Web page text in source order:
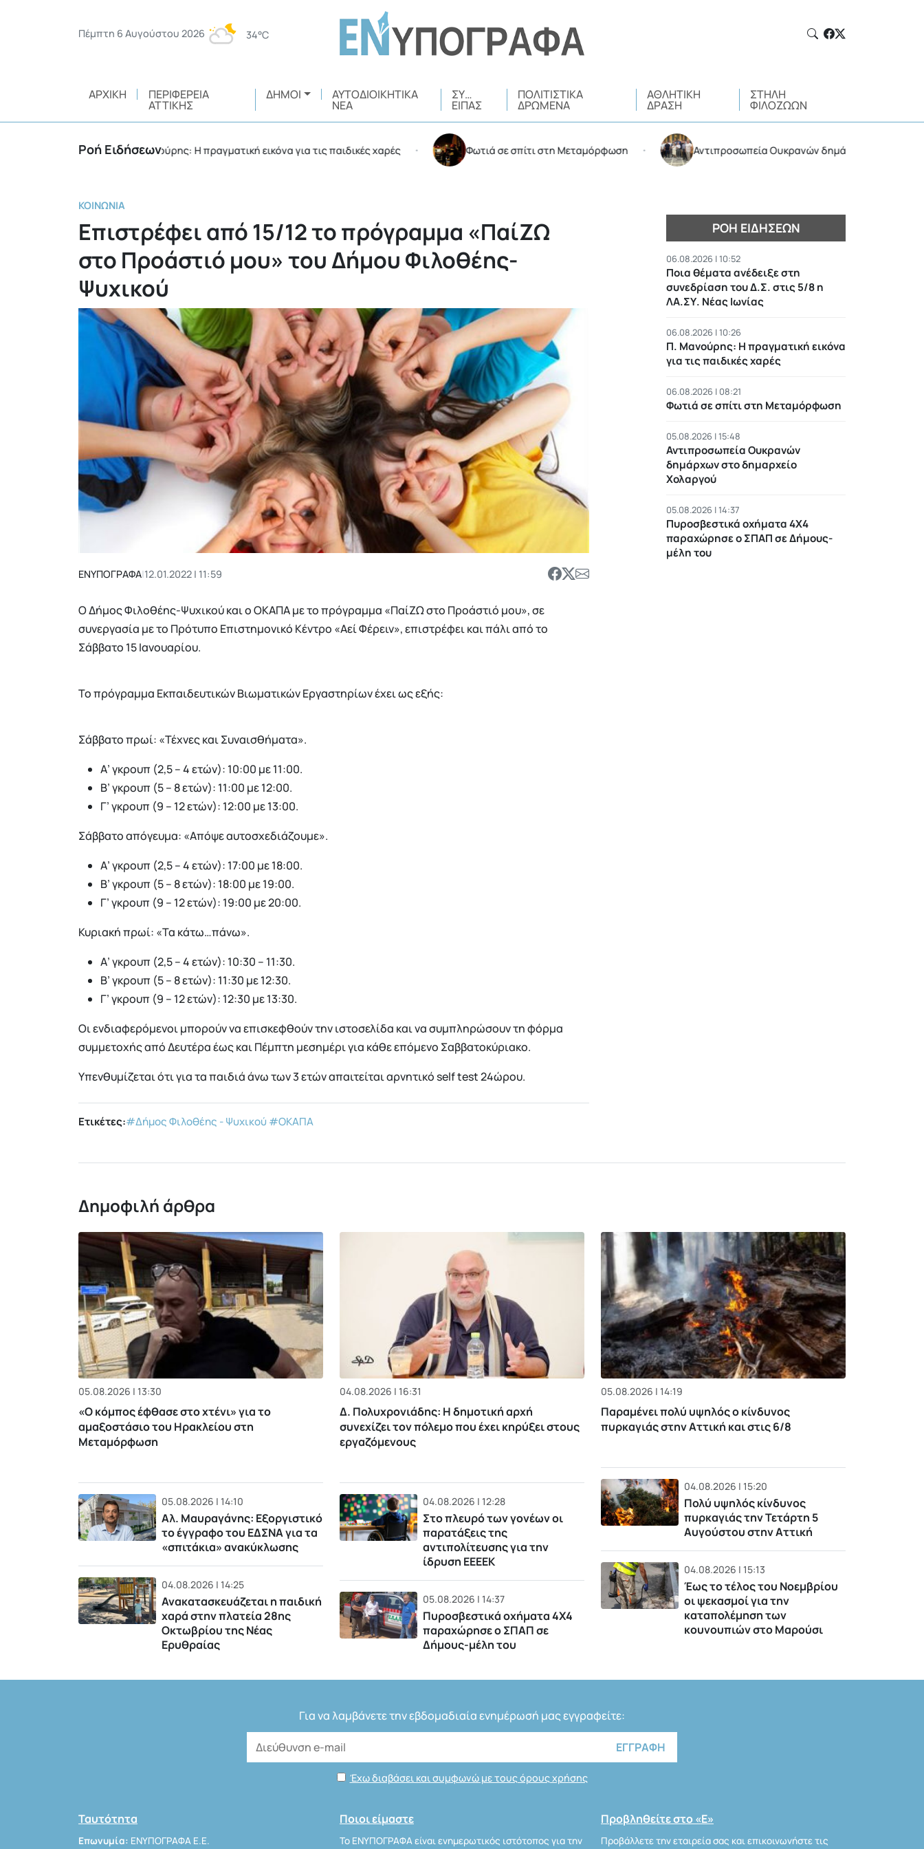
Πέμπτη 6 Αυγούστου 2026 34°C
ΑΡΧΙΚΉ ΠΕΡΙΦΈΡΕΙΑ
ΑΤΤΙΚΉΣ
ΔΉΜΟΙ ΑΥΤΟΔΙΟΙΚΗΤΙΚΆ
ΝΈΑ
ΣΥ…
ΕΊΠΑΣ
ΠΟΛΙΤΙΣΤΙΚΆ
ΔΡΏΜΕΝΑ
ΑΘΛΗΤΙΚΉ
ΔΡΆΣΗ
ΣΤΉΛΗ
ΦΙΛΌΖΩΩΝ
Ροή Ειδήσεων
Π. Μανούρης: H πραγματική εικόνα για τις παιδικές χαρές • Φωτιά σε σπίτι στη Μεταμόρφωση • Αντιπροσωπεία Ουκρανών δημάρχων στο δημαρχείο
ΚΟΙΝΩΝΊΑ
Επιστρέφει από 15/12 το πρόγραμμα «ΠαίΖΩ
στο Προάστιό μου» του Δήμου Φιλοθέης-
Ψυχικού
ΕΝΥΠΟΓΡΑΦΑ|12.01.2022 | 11:59
Ο Δήμος Φιλοθέης-Ψυχικού και ο ΟΚΑΠΑ με το πρόγραμμα «ΠαίΖΩ στο Προάστιό μου», σε
συνεργασία με το Πρότυπο Επιστημονικό Κέντρο «Αεί Φέρειν», επιστρέφει και πάλι από το
Σάββατο 15 Ιανουαρίου.
Το πρόγραμμα Εκπαιδευτικών Βιωματικών Εργαστηρίων έχει ως εξής:
Σάββατο πρωί: «Τέχνες και Συναισθήματα».
Α’ γκρουπ (2,5 – 4 ετών): 10:00 με 11:00.
Β’ γκρουπ (5 – 8 ετών): 11:00 με 12:00.
Γ’ γκρουπ (9 – 12 ετών): 12:00 με 13:00.
Σάββατο απόγευμα: «Απόψε αυτοσχεδιάζουμε».
Α’ γκρουπ (2,5 – 4 ετών): 17:00 με 18:00.
Β’ γκρουπ (5 – 8 ετών): 18:00 με 19:00.
Γ’ γκρουπ (9 – 12 ετών): 19:00 με 20:00.
Κυριακή πρωί: «Τα κάτω…πάνω».
Α’ γκρουπ (2,5 – 4 ετών): 10:30 – 11:30.
Β’ γκρουπ (5 – 8 ετών): 11:30 με 12:30.
Γ’ γκρουπ (9 – 12 ετών): 12:30 με 13:30.
Οι ενδιαφερόμενοι μπορούν να επισκεφθούν την ιστοσελίδα και να συμπληρώσουν τη φόρμα
συμμετοχής από Δευτέρα έως και Πέμπτη μεσημέρι για κάθε επόμενο Σαββατοκύριακο.
Υπενθυμίζεται ότι για τα παιδιά άνω των 3 ετών απαιτείται αρνητικό self test 24ώρου.
Ετικέτες:#Δήμος Φιλοθέης - Ψυχικού #ΟΚΑΠΑ
ΡΟΉ ΕΙΔΉΣΕΩΝ
06.08.2026 | 10:52
Ποια θέματα ανέδειξε στη
συνεδρίαση του Δ.Σ. στις 5/8 η
ΛΑ.ΣΥ. Νέας Ιωνίας
06.08.2026 | 10:26
Π. Μανούρης: H πραγματική εικόνα
για τις παιδικές χαρές
06.08.2026 | 08:21
Φωτιά σε σπίτι στη Μεταμόρφωση
05.08.2026 | 15:48
Αντιπροσωπεία Ουκρανών
δημάρχων στο δημαρχείο
Χολαργού
05.08.2026 | 14:37
Πυροσβεστικά οχήματα 4Χ4
παραχώρησε ο ΣΠΑΠ σε Δήμους-
μέλη του
Δημοφιλή άρθρα
05.08.2026 | 13:30
«Ο κόμπος έφθασε στο χτένι» για το
αμαξοστάσιο του Ηρακλείου στη
Μεταμόρφωση
05.08.2026 | 14:10
Αλ. Μαυραγάνης: Εξοργιστικό
το έγγραφο του ΕΔΣΝΑ για τα
«σπιτάκια» ανακύκλωσης
04.08.2026 | 14:25
Ανακατασκευάζεται η παιδική
χαρά στην πλατεία 28ης
Οκτωβρίου της Νέας
Ερυθραίας
04.08.2026 | 16:31
Δ. Πολυχρονιάδης: Η δημοτική αρχή
συνεχίζει τον πόλεμο που έχει κηρύξει στους
εργαζόμενους
04.08.2026 | 12:28
Στο πλευρό των γονέων οι
παρατάξεις της
αντιπολίτευσης για την
ίδρυση ΕΕΕΕΚ
05.08.2026 | 14:37
Πυροσβεστικά οχήματα 4Χ4
παραχώρησε ο ΣΠΑΠ σε
Δήμους-μέλη του
05.08.2026 | 14:19
Παραμένει πολύ υψηλός ο κίνδυνος
πυρκαγιάς στην Αττική και στις 6/8
04.08.2026 | 15:20
Πολύ υψηλός κίνδυνος
πυρκαγιάς την Τετάρτη 5
Αυγούστου στην Αττική
04.08.2026 | 15:13
Έως το τέλος του Νοεμβρίου
οι ψεκασμοί για την
καταπολέμηση των
κουνουπιών στο Μαρούσι
Για να λαμβάνετε την εβδομαδιαία ενημέρωσή μας εγγραφείτε:
Έχω διαβάσει και συμφωνώ με τους όρους χρήσης
Ταυτότητα
Επωνυμία: ΕΝΥΠΟΓΡΑΦΑ Ε.Ε.
Ποιοι είμαστε
Το ΕΝΥΠΟΓΡΑΦΑ είναι ενημερωτικός ιστότοπος για την
Προβληθείτε στο «Ε»
Προβάλλετε την εταιρεία σας και επικοινωνήστε τις